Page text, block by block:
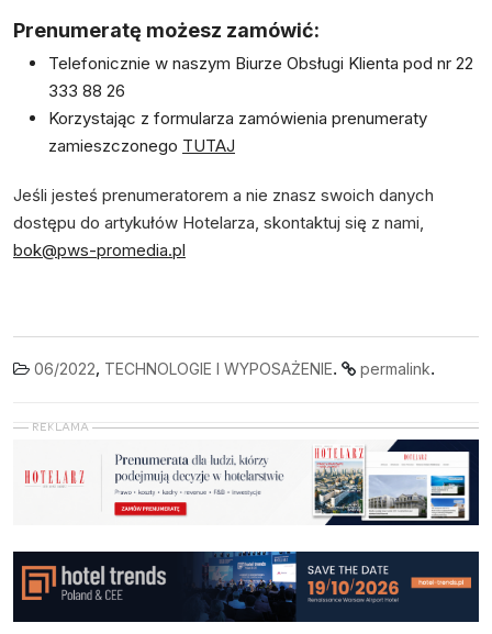
Prenumeratę możesz zamówić:
Telefonicznie w naszym Biurze Obsługi Klienta pod nr 22
333 88 26
Korzystając z formularza zamówienia prenumeraty
zamieszczonego TUTAJ
Jeśli jesteś prenumeratorem a nie znasz swoich danych
dostępu do artykułów Hotelarza, skontaktuj się z nami,
bok@pws-promedia.pl
06/2022, TECHNOLOGIE I WYPOSAŻENIE. permalink.